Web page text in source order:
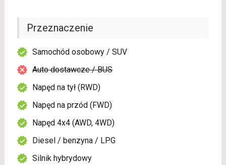
Przeznaczenie
Samochód osobowy / SUV
Auto dostawcze / BUS
Napęd na tył (RWD)
Napęd na przód (FWD)
Napęd 4x4 (AWD, 4WD)
Diesel / benzyna / LPG
Silnik hybrydowy